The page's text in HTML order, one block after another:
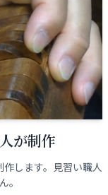
が制作
します。見習い職人
。